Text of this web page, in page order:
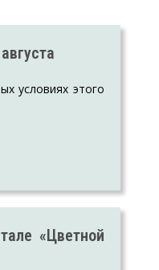
условиях этого
«Цветной